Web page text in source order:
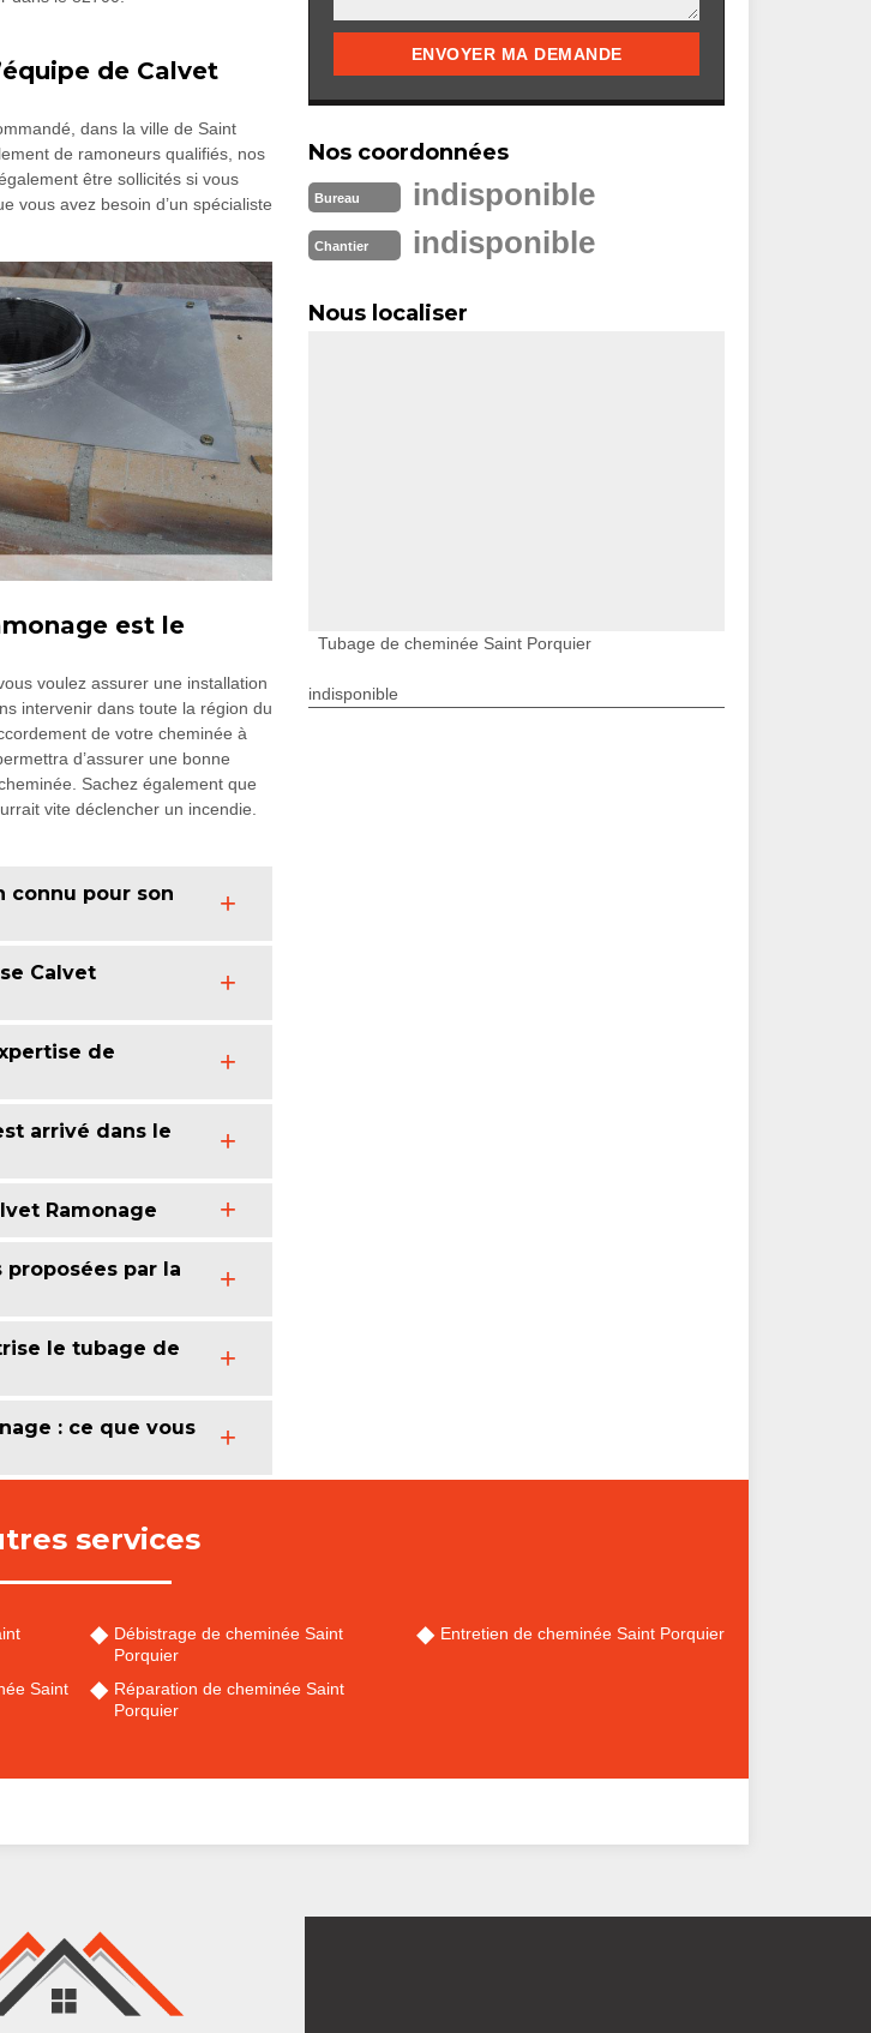
de Calvet
dans la ville de Saint
de ramoneurs qualifiés, nos
être sollicités si vous
vous avez besoin d’un spécialiste
est le
voulez assurer une installation
intervenir dans toute la région du
de votre cheminée à
d’assurer une bonne
Sachez également que
vite déclencher un incendie.
connu pour son
Calvet
de
arrivé dans le
Ramonage
par la
le tubage de
: ce que vous
Nos coordonnées
Bureau indisponible
Chantier indisponible
Nous localiser
Tubage de cheminée Saint Porquier
indisponible
services
Saint
Débistrage de cheminée Saint
Porquier
Réparation de cheminée Saint
Porquier
Entretien de cheminée Saint Porquier